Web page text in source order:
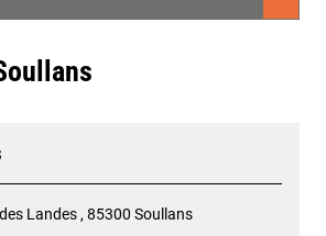
Landes , 85300 Soullans